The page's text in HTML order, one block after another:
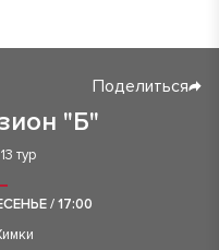
"Б"
Поделиться
тур
/ 17:00